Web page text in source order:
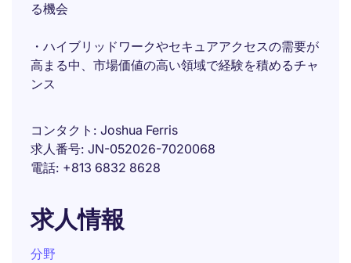
る機会
・ハイブリッドワークやセキュアアクセスの需要が
高まる中、市場価値の高い領域で経験を積めるチャ
ンス
コンタクト
Joshua Ferris
求人番号 JN-052026-7020068
電話 +813 6832 8628
求人情報
分野